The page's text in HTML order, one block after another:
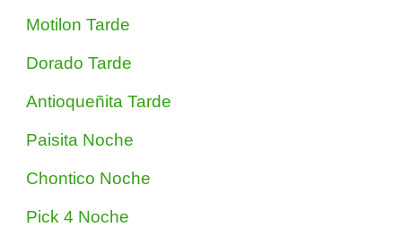
Motilon Tarde
Dorado Tarde
Antioqueñita Tarde
Paisita Noche
Chontico Noche
Pick 4 Noche